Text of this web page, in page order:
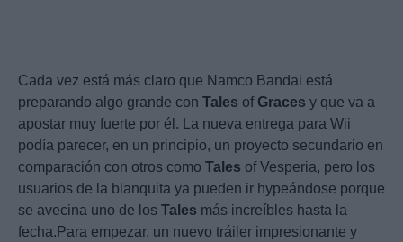
Cada vez está más claro que Namco Bandai está
preparando algo grande con Tales of Graces y que va a
apostar muy fuerte por él. La nueva entrega para Wii
podía parecer, en un principio, un proyecto secundario en
comparación con otros como Tales of Vesperia, pero los
usuarios de la blanquita ya pueden ir hypeándose porque
se avecina uno de los Tales más increíbles hasta la
fecha.Para empezar, un nuevo tráiler impresionante y